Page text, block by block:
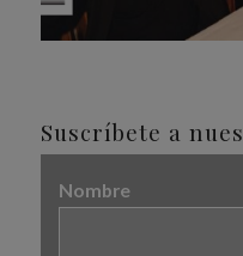
Suscríbete a
Nombre